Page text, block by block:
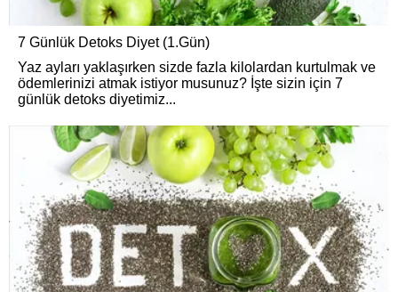
7 Günlük Detoks Diyet (1.Gün)
Yaz ayları yaklaşırken sizde fazla kilolardan kurtulmak ve
ödemlerinizi atmak istiyor musunuz? İşte sizin için 7
günlük detoks diyetimiz...